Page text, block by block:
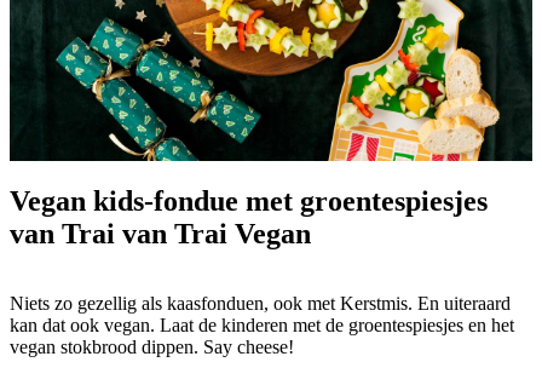
Vegan kids-fondue met groentespiesjes
van Trai van Trai Vegan
Niets zo gezellig als kaasfonduen, ook met Kerstmis. En uiteraard
kan dat ook vegan. Laat de kinderen met de groentespiesjes en het
vegan stokbrood dippen. Say cheese!